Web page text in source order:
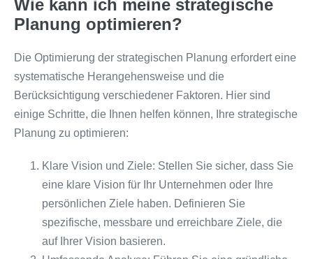
Wie kann ich meine strategische
Planung optimieren?
Die Optimierung der strategischen Planung erfordert eine
systematische Herangehensweise und die
Berücksichtigung verschiedener Faktoren. Hier sind
einige Schritte, die Ihnen helfen können, Ihre strategische
Planung zu optimieren:
Klare Vision und Ziele: Stellen Sie sicher, dass Sie
eine klare Vision für Ihr Unternehmen oder Ihre
persönlichen Ziele haben. Definieren Sie
spezifische, messbare und erreichbare Ziele, die
auf Ihrer Vision basieren.